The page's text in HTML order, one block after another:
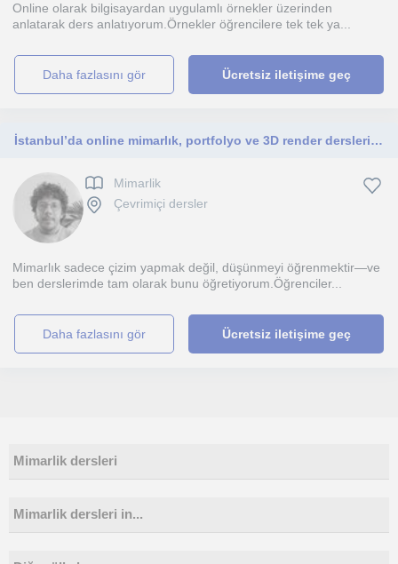
Online olarak bilgisayardan uygulamlı örnekler üzerinden
anlatarak ders anlatıyorum.Örnekler öğrencilere tek tek ya...
daha fazlasını gör Ücretsiz iletişime geç
İstanbul’da online mimarlık, portfolyo ve 3D render dersleri veriyorum. Üniversite öğrencileri ve kendini geliştirmek isteyenlere
Mimarlik
Çevrimiçi dersler
Mimarlık sadece çizim yapmak değil, düşünmeyi öğrenmektir—ve
ben derslerimde tam olarak bunu öğretiyorum.Öğrenciler...
daha fazlasını gör Ücretsiz iletişime geç
Mimarlik dersleri
Mimarlik dersleri in...